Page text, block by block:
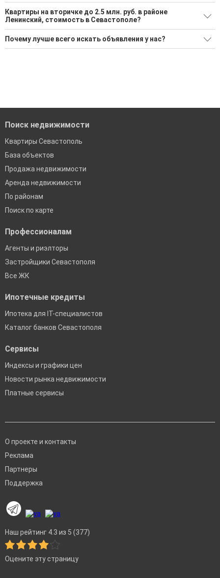
Поможем Купить квартиру на вторичке до 2500000 рублей в
районе Ленинский?
Воспользуйтесь нашим поиском по новостройкам, для
подбора подходящего вам варианта
Квартиры на вторичке до 2.5 млн. руб. в районе
Ленинский, стоимость в Севастополе?
Минимальная цена: 2 300 000 Р. Максимальная цена: 2 300
000 Р; Средняя: 2 300 000 Р
Почему лучше всего искать объявления у нас?
Поиск недвижимости
Квартиры Севастополь
База объектов
Продажа недвижимости
Аренда недвижимости
По районам
Поиск по карте
Профессионалам
Агенты и риэлторы
Застройщики Севастополя
Все ЖК
Ипотечные кредиты
Ипотека для IT-специалистов
Каталог банков Севастополя
Сервисы
Индексы и графики цен
Новости рынка недвижимости
Платные сервисы
О проекте и контакты
Реклама
Партнеры
Поддержка
Наш рейтинг 4.3 из 5 (377)
Оцените эту страницу